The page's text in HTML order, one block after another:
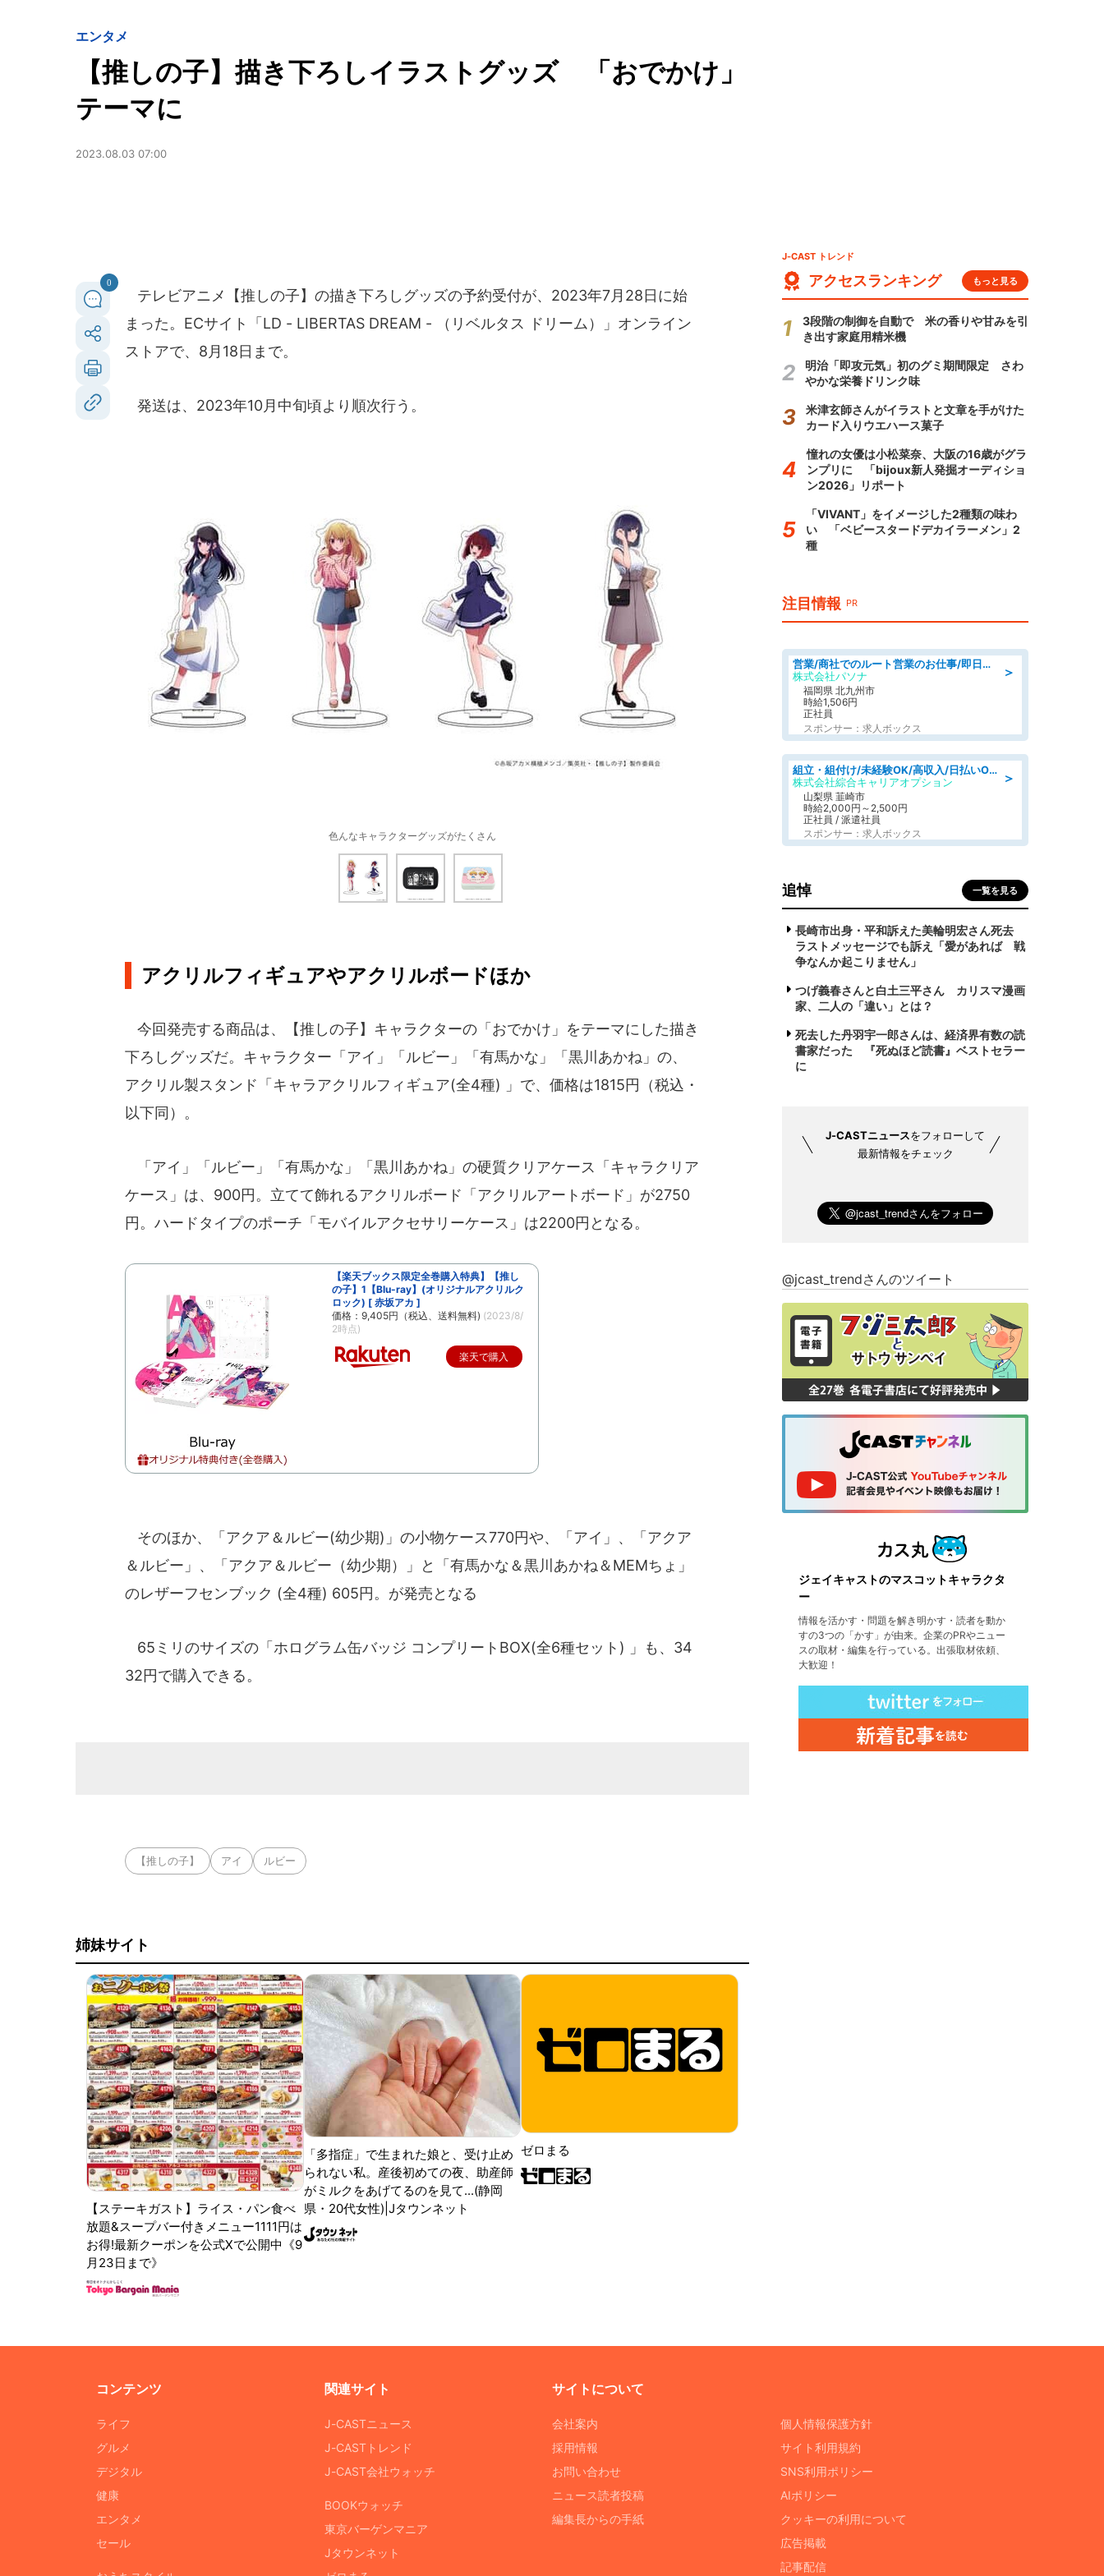
エンタメ
【推しの子】描き下ろしイラストグッズ 「おでかけ」
テーマに
2023.08.03 07:00
0
テレビアニメ【推しの子】の描き下ろしグッズの予約受付が、2023年7月28日に始
まった。ECサイト「LD - LIBERTAS DREAM - （リベルタス ドリーム）」オンライン
ストアで、8月18日まで。
発送は、2023年10月中旬頃より順次行う。
色んなキャラクターグッズがたくさん
アクリルフィギュアやアクリルボードほか
今回発売する商品は、【推しの子】キャラクターの「おでかけ」をテーマにした描き
下ろしグッズだ。キャラクター「アイ」「ルビー」「有馬かな」「黒川あかね」の、
アクリル製スタンド「キャラアクリルフィギュア(全4種) 」で、価格は1815円（税込・
以下同）。
「アイ」「ルビー」「有馬かな」「黒川あかね」の硬質クリアケース「キャラクリア
ケース」は、900円。立てて飾れるアクリルボード「アクリルアートボード」が2750
円。ハードタイプのポーチ「モバイルアクセサリーケース」は2200円となる。
【楽天ブックス限定全巻購入特典】【推し
の子】1【Blu-ray】(オリジナルアクリルク
ロック) [ 赤坂アカ ]
価格：9,405円（税込、送料無料) (2023/8/
2時点)
楽天で購入
そのほか、「アクア＆ルビー(幼少期)」の小物ケース770円や、「アイ」、「アクア
＆ルビー」、「アクア＆ルビー（幼少期）」と「有馬かな＆黒川あかね＆MEMちょ」
のレザーフセンブック (全4種) 605円。が発売となる
65ミリのサイズの「ホログラム缶バッジ コンプリートBOX(全6種セット) 」も、34
32円で購入できる。
【推しの子】 アイ ルビー
姉妹サイト
【ステーキガスト】ライス・パン食べ
放題&スープバー付きメニュー1111円は
お得!最新クーポンを公式Xで公開中《9
月23日まで》
「多指症」で生まれた娘と、受け止め
られない私。産後初めての夜、助産師
がミルクをあげてるのを見て...(静岡
県・20代女性)|Jタウンネット
ゼロまる
J-CAST トレンド
アクセスランキング もっと見る
3段階の制御を自動で 米の香りや甘みを引
き出す家庭用精米機
明治「即攻元気」初のグミ期間限定 さわ
やかな栄養ドリンク味
米津玄師さんがイラストと文章を手がけた
カード入りウエハース菓子
憧れの女優は小松菜奈、大阪の16歳がグラ
ンプリに 「bijoux新人発掘オーディショ
ン2026」リポート
「VIVANT」をイメージした2種類の味わ
い 「ベビースタードデカイラーメン」2
種
注目情報 PR
＞
営業/商社でのルート営業のお仕事/即日勤務可/車通勤可/営業
株式会社パソナ
福岡県 北九州市
時給1,506円
正社員
スポンサー：求人ボックス
＞
組立・組付け/未経験OK/高収入/日払いOK/寮費無料/日勤
株式会社綜合キャリアオプション
山梨県 韮崎市
時給2,000円～2,500円
正社員 / 派遣社員
スポンサー：求人ボックス
追悼 一覧を見る
長崎市出身・平和訴えた美輪明宏さん死去
ラストメッセージでも訴え「愛があれば 戦
争なんか起こりません」
つげ義春さんと白土三平さん カリスマ漫画
家、二人の「違い」とは？
死去した丹羽宇一郎さんは、経済界有数の読
書家だった 『死ぬほど読書』ベストセラー
に
J-CASTニュースをフォローして
最新情報をチェック
@jcast_trendさんのツイート
ジェイキャストのマスコットキャラクタ
ー
情報を活かす・問題を解き明かす・読者を動か
すの3つの「かす」が由来。企業のPRやニュー
スの取材・編集を行っている。出張取材依頼、
大歓迎！
コンテンツ
ライフ
グルメ
デジタル
健康
エンタメ
セール
関連サイト
J-CASTニュース
J-CASTトレンド
J-CAST会社ウォッチ
BOOKウォッチ
東京バーゲンマニア
Jタウンネット
サイトについて
会社案内
採用情報
お問い合わせ
ニュース読者投稿
編集長からの手紙
個人情報保護方針
サイト利用規約
SNS利用ポリシー
AIポリシー
クッキーの利用について
広告掲載
記事配信